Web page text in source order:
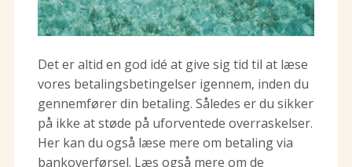
Det er altid en god idé at give sig tid til at læse
vores betalingsbetingelser igennem, inden du
gennemfører din betaling. Således er du sikker
på ikke at støde på uforventede overraskelser.
Her kan du også læse mere om betaling via
bankoverførsel. Læs også mere om de